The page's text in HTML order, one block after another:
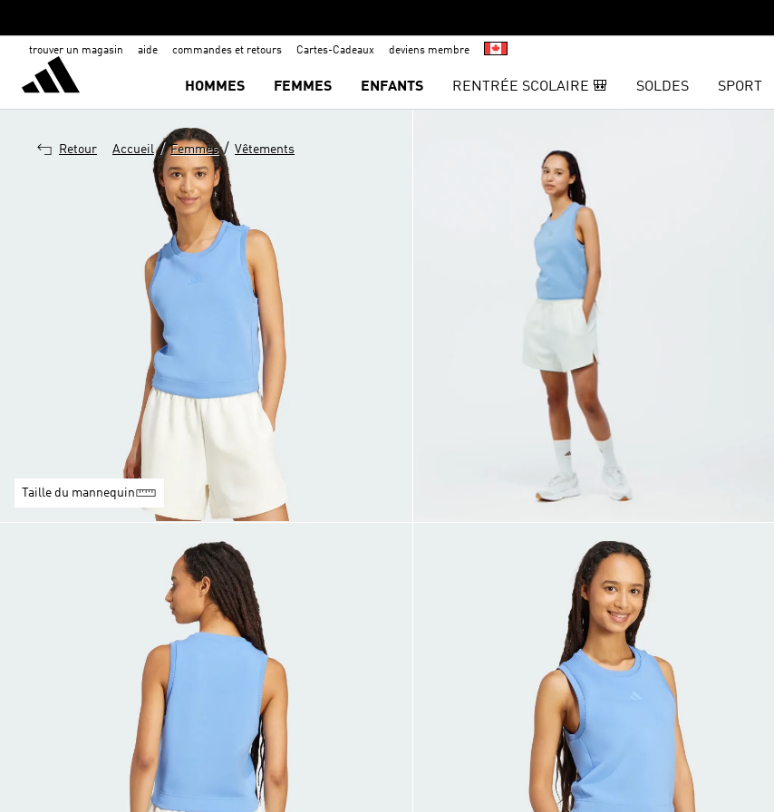
trouver un magasin aide commandes et retours Cartes-Cadeaux deviens membre
HOMMES FEMMES ENFANTS RENTRÉE SCOLAIRE 🎒 SOLDES SPORT
Retour Accueil / Femmes / Vêtements
Taille du mannequin